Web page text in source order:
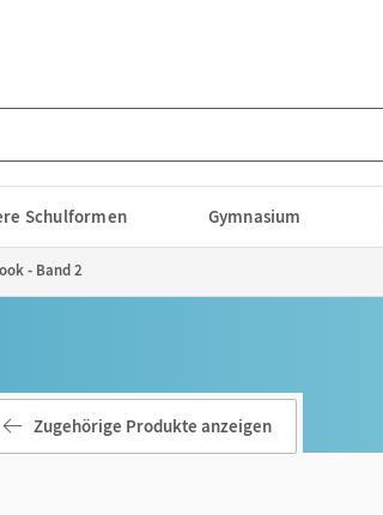
Schulformen Gymnasium
- Band 2
Zugehörige Produkte anzeigen